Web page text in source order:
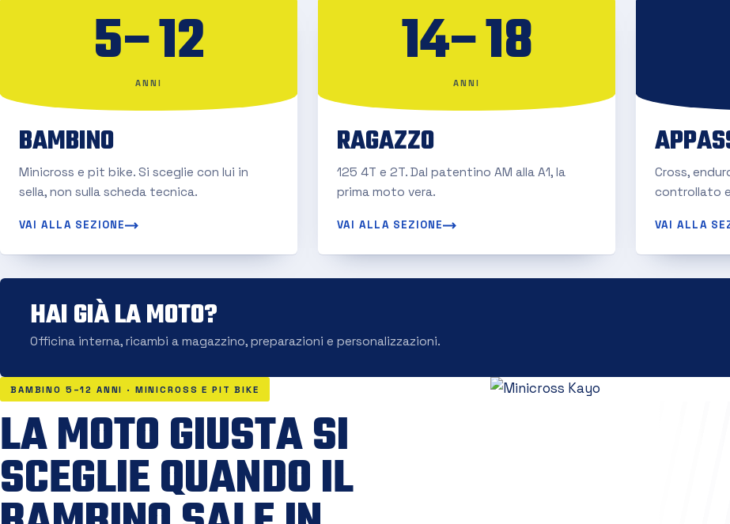
5–12
ANNI
BAMBINO
Minicross e pit bike. Si sceglie con lui in
sella, non sulla scheda tecnica.
VAI ALLA SEZIONE
14–18
ANNI
RAGAZZO
125 4T e 2T. Dal patentino AM alla A1, la
prima moto vera.
VAI ALLA SEZIONE
Cross,
controllato
VAI ALLA
HAI GIÀ LA MOTO?
Officina interna, ricambi a magazzino, preparazioni e personalizzazioni.
BAMBINO 5–12 ANNI · MINICROSS E PIT BIKE
LA MOTO GIUSTA SI
SCEGLIE QUANDO IL